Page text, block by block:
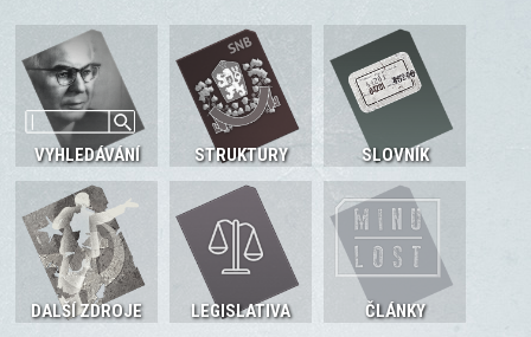
VYHLEDÁVÁNÍ STRUKTURY SLOVNÍK
DALŠÍ ZDROJE LEGISLATIVA ČLÁNKY